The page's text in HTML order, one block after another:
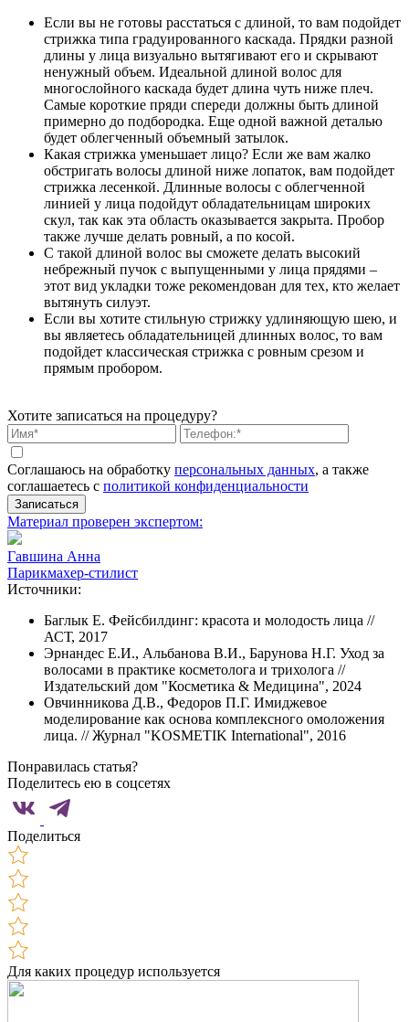
Если вы не готовы расстаться с длиной, то вам подойдет
стрижка типа градуированного каскада. Прядки разной
длины у лица визуально вытягивают его и скрывают
ненужный объем. Идеальной длиной волос для
многослойного каскада будет длина чуть ниже плеч.
Самые короткие пряди спереди должны быть длиной
примерно до подбородка. Еще одной важной деталью
будет облегченный объемный затылок.
Какая стрижка уменьшает лицо? Если же вам жалко
обстригать волосы длиной ниже лопаток, вам подойдет
стрижка лесенкой. Длинные волосы с облегченной
линией у лица подойдут обладательницам широких
скул, так как эта область оказывается закрыта. Пробор
также лучше делать ровный, а по косой.
С такой длиной волос вы сможете делать высокий
небрежный пучок с выпущенными у лица прядями –
этот вид укладки тоже рекомендован для тех, кто желает
вытянуть силуэт.
Если вы хотите стильную стрижку удлиняющую шею, и
вы являетесь обладательницей длинных волос, то вам
подойдет классическая стрижка с ровным срезом и
прямым пробором.
Хотите записаться на процедуру?
Соглашаюсь на обработку персональных данных, а также
соглашаетесь c политикой конфиденциальности
Записаться
Материал проверен экспертом:
Гавшина Анна
Парикмахер-стилист
Источники:
Баглык Е. Фейсбилдинг: красота и молодость лица //
АСТ, 2017
Эрнандес Е.И., Альбанова В.И., Барунова Н.Г. Уход за
волосами в практике косметолога и трихолога //
Издательский дом "Косметика & Медицина", 2024
Овчинникова Д.В., Федоров П.Г. Имиджевое
моделирование как основа комплексного омоложения
лица. // Журнал "KOSMETIK International", 2016
Понравилась статья?
Поделитесь ею в соцсетях
Поделиться
Для каких процедур используется